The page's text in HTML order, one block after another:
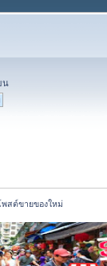
น
พสต์ขายของใหม่